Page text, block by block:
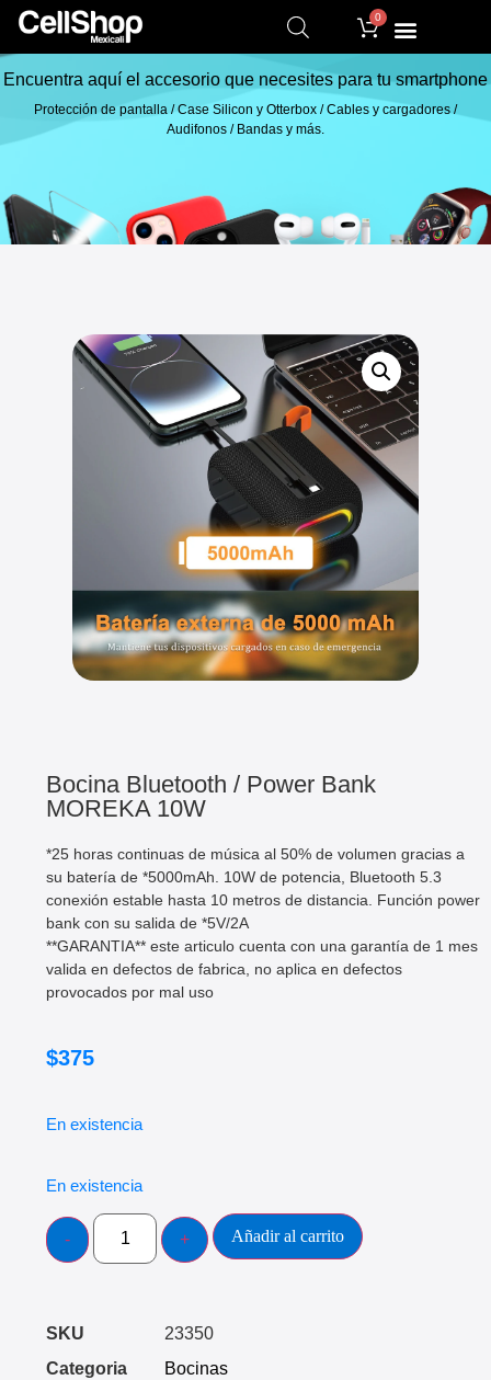
0
Encuentra aquí el accesorio que necesites para tu smartphone
Protección de pantalla / Case Silicon y Otterbox / Cables y cargadores /
Audifonos / Bandas y más.
Bocina Bluetooth / Power Bank
MOREKA 10W
*25 horas continuas de música al 50% de volumen gracias a
su batería de *5000mAh. 10W de potencia, Bluetooth 5.3
conexión estable hasta 10 metros de distancia. Función power
bank con su salida de *5V/2A
**GARANTIA** este articulo cuenta con una garantía de 1 mes
valida en defectos de fabrica, no aplica en defectos
provocados por mal uso
$375
En existencia
En existencia
Añadir al carrito
SKU
23350
Categoria
Bocinas